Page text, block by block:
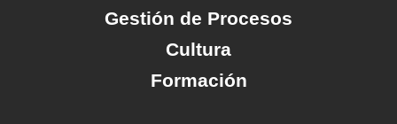
Gestión de Procesos
Cultura
Formación